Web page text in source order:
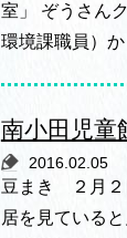
室」 ぞうさん
環境課職員）
南小田児童
2016.02.05
豆まき ２月２
居を見ている